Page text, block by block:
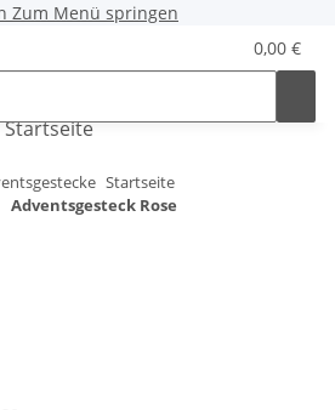
Zum Menü springen
0,00 €
Startseite
Adventsgesteck Rose